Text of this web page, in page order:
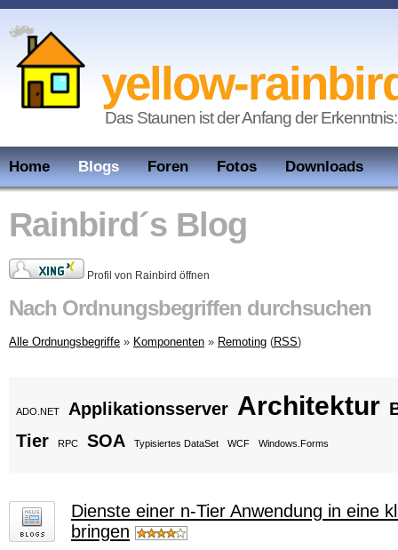
yellow-
Das Staunen ist der Anfang der
Home Blogs Foren Fotos Downloads
Rainbird´s Blog
Profil von Rainbird öffnen
Nach Ordnungsbegriffen durchsuchen
Alle Ordnungsbegriffe » Komponenten » Remoting (RSS)
ADO.NET Applikationsserver Architektur
Tier
RPC SOA Typisiertes DataSet WCF Windows.Forms
Dienste einer n-Tier Anwendung in eine
bringen